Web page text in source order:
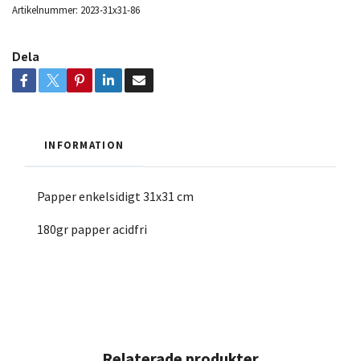
Artikelnummer: 2023-31x31-86
Dela
INFORMATION
Papper enkelsidigt 31x31 cm
180gr papper acidfri